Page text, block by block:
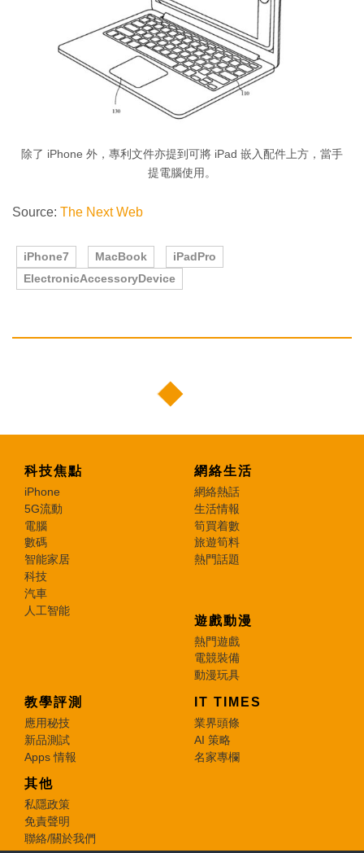
除了 iPhone 外，專利文件亦提到可將 iPad 嵌入配件上方，當手
提電腦使用。
Source: The Next Web
iPhone7 MacBook
iPadPro
ElectronicAccessoryDevice
科技焦點
iPhone
5G流動
電腦
數碼
智能家居
科技
汽車
人工智能
網絡生活
網絡熱話
生活情報
筍買着數
旅遊筍料
熱門話題
遊戲動漫
熱門遊戲
電競裝備
動漫玩具
教學評測
應用秘技
新品測試
Apps 情報
IT TIMES
業界頭條
AI 策略
名家專欄
其他
私隱政策
免責聲明
聯絡/關於我們